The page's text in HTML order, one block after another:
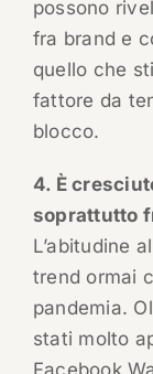
possono
fra brand e
quello che
fattore da
blocco.
4. È
soprattutto
L’abitudine
trend ormai
pandemia.
stati molto